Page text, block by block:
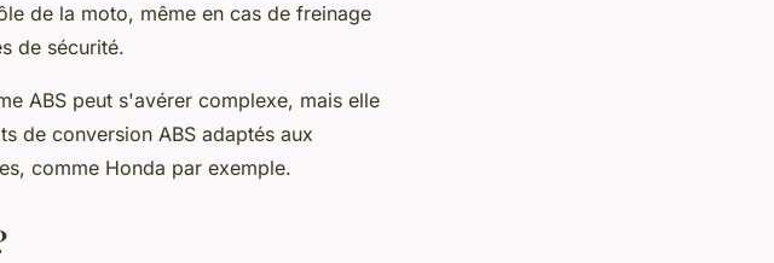
de la moto, même en cas de freinage
de sécurité.
ABS peut s'avérer complexe, mais elle
de conversion ABS adaptés aux
comme Honda par exemple.